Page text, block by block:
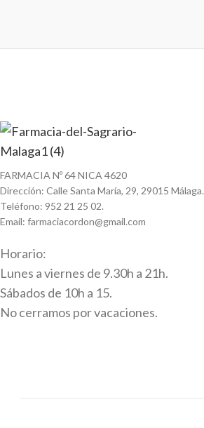
FARMACIA Nº 64 NICA 4620
Dirección: Calle Santa María, 29, 29015 Málaga.
Teléfono: 952 21 25 02.
Email: farmaciacordon@gmail.com
Horario:
Lunes a viernes de 9.30h a 21h.
Sábados de 10h a 15.
No cerramos por vacaciones.